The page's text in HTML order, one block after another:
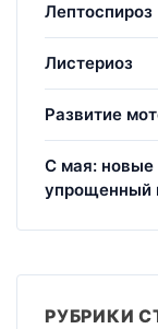
Лептоспироз
Листериоз
Развитие
С мая: новые
упрощенный
РУБРИКИ